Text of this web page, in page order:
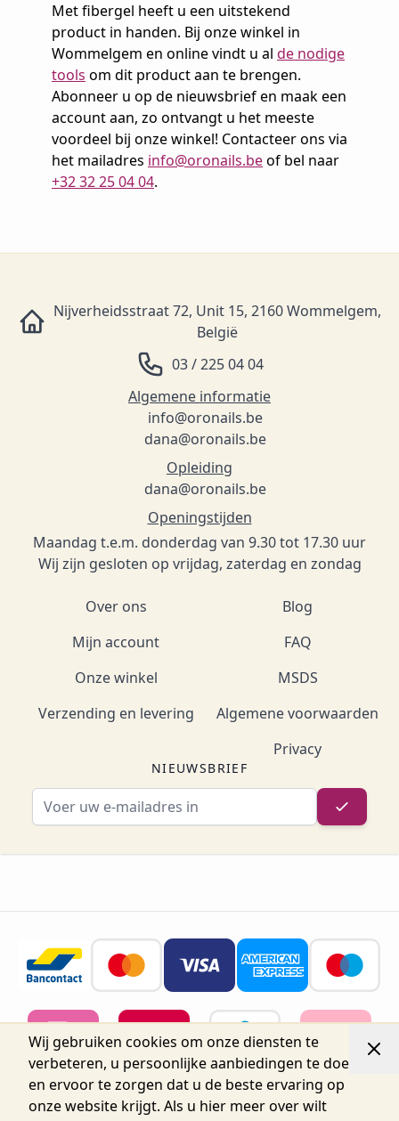
Wij gebruiken cookies om onze diensten te
verbeteren, u persoonlijke aanbiedingen te doen
en ervoor te zorgen dat u de beste ervaring op
onze website krijgt. Als u hier meer over wilt
Met fibergel heeft u een uitstekend
product in handen. Bij onze winkel in
Wommelgem en online vindt u al de nodige
tools om dit product aan te brengen.
Abonneer u op de nieuwsbrief en maak een
account aan, zo ontvangt u het meeste
voordeel bij onze winkel! Contacteer ons via
het mailadres info@oronails.beof bel naar
+32 32 25 04 04.
Nijverheidsstraat 72, Unit 15, 2160 Wommelgem,
België
03 / 225 04 04
Algemene informatie
info@oronails.be
dana@oronails.be
Opleiding
dana@oronails.be
Openingstijden
Maandag t.e.m. donderdag van 9.30 tot 17.30 uur
Wij zijn gesloten op vrijdag, zaterdag en zondag
Over ons
Mijn account
Onze winkel
Verzending en levering
Blog
FAQ
MSDS
Algemene voorwaarden
Privacy
NIEUWSBRIEF